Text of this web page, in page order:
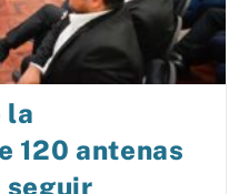
la
120 antenas
seguir